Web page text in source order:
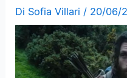
Di Sofia Villari / 20/06/